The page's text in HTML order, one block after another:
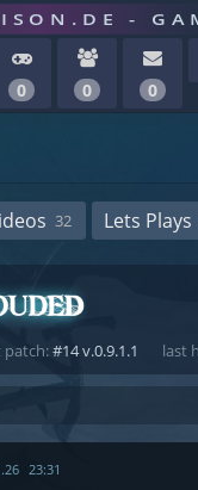
-
0 0 0
32 Lets Plays
patch:#14 v.0.9.1.1 last
23:31